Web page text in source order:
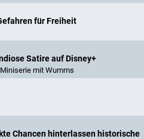
für Freiheit
Satire auf Disney+
mit Wumms
Chancen hinterlassen historische